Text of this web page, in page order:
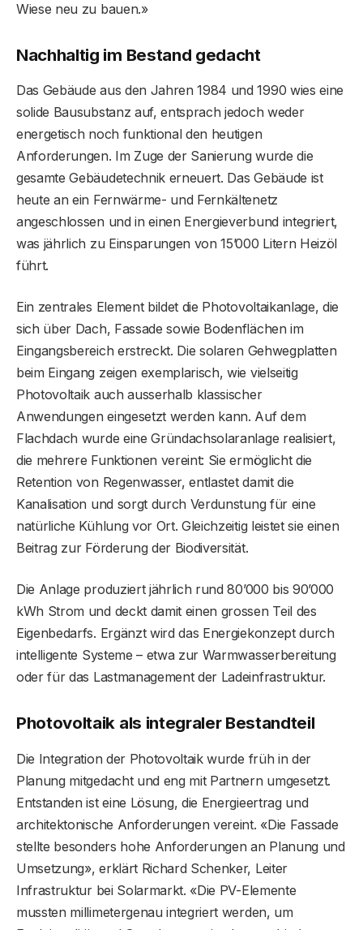
Wiese neu zu bauen.»
Nachhaltig im Bestand gedacht
Das Gebäude aus den Jahren 1984 und 1990 wies eine
solide Bausubstanz auf, entsprach jedoch weder
energetisch noch funktional den heutigen
Anforderungen. Im Zuge der Sanierung wurde die
gesamte Gebäudetechnik erneuert. Das Gebäude ist
heute an ein Fernwärme- und Fernkältenetz
angeschlossen und in einen Energieverbund integriert,
was jährlich zu Einsparungen von 15’000 Litern Heizöl
führt.
Ein zentrales Element bildet die Photovoltaikanlage, die
sich über Dach, Fassade sowie Bodenflächen im
Eingangsbereich erstreckt. Die solaren Gehwegplatten
beim Eingang zeigen exemplarisch, wie vielseitig
Photovoltaik auch ausserhalb klassischer
Anwendungen eingesetzt werden kann. Auf dem
Flachdach wurde eine Gründachsolaranlage realisiert,
die mehrere Funktionen vereint: Sie ermöglicht die
Retention von Regenwasser, entlastet damit die
Kanalisation und sorgt durch Verdunstung für eine
natürliche Kühlung vor Ort. Gleichzeitig leistet sie einen
Beitrag zur Förderung der Biodiversität.
Die Anlage produziert jährlich rund 80’000 bis 90’000
kWh Strom und deckt damit einen grossen Teil des
Eigenbedarfs. Ergänzt wird das Energiekonzept durch
intelligente Systeme – etwa zur Warmwasserbereitung
oder für das Lastmanagement der Ladeinfrastruktur.
Photovoltaik als integraler Bestandteil
Die Integration der Photovoltaik wurde früh in der
Planung mitgedacht und eng mit Partnern umgesetzt.
Entstanden ist eine Lösung, die Energieertrag und
architektonische Anforderungen vereint. «Die Fassade
stellte besonders hohe Anforderungen an Planung und
Umsetzung», erklärt Richard Schenker, Leiter
Infrastruktur bei Solarmarkt. «Die PV-Elemente
mussten millimetergenau integriert werden, um